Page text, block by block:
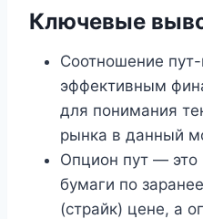
Ключевые
Соотношение пут-
эффективным
для понимания
рынка в данный
Опцион пут —
бумаги по
(страйк) цене, а